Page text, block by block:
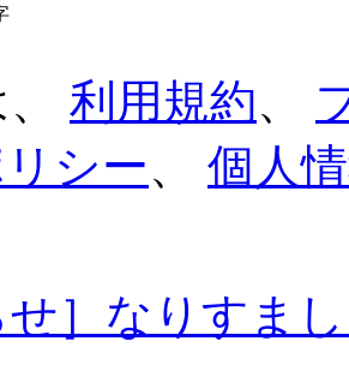
利用規約、
シー、 個人
せ］なりすま